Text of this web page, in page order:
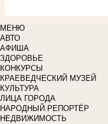
МЕНЮ
АВТО
АФИША
ЗДОРОВЬЕ
КОНКУРСЫ
КРАЕВЕДЧЕСКИЙ МУЗЕЙ
КУЛЬТУРА
ЛИЦА ГОРОДА
НАРОДНЫЙ РЕПОРТЁР
НЕДВИЖИМОСТЬ